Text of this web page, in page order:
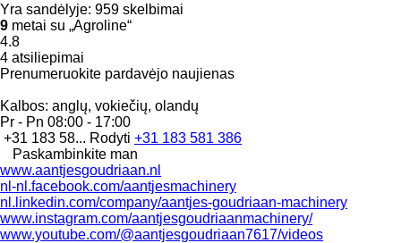
Yra sandėlyje: 959 skelbimai
9 metai su „Agroline“
4.8
4 atsiliepimai
Prenumeruokite pardavėjo naujienas
Kalbos: anglų, vokiečių, olandų
Pr - Pn 08:00 - 17:00
+31 183 58... Rodyti +31 183 581 386
Paskambinkite man
www.aantjesgoudriaan.nl
nl-nl.facebook.com/aantjesmachinery
nl.linkedin.com/company/aantjes-goudriaan-machinery
www.instagram.com/aantjesgoudriaanmachinery/
www.youtube.com/@aantjesgoudriaan7617/videos